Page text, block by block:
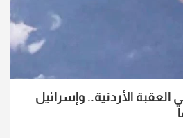
الأردنية.. وإسرائيل